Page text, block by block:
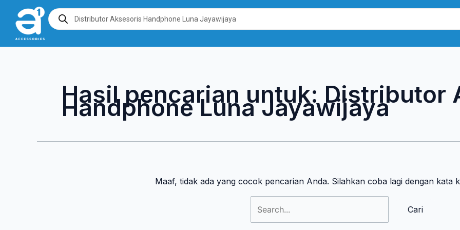
konten
Products
search
Hasil pencarian untuk: Distributor
Handphone Luna Jayawijaya
Maaf, tidak ada yang cocok pencarian Anda. Silahkan coba lagi dengan kata
Cari